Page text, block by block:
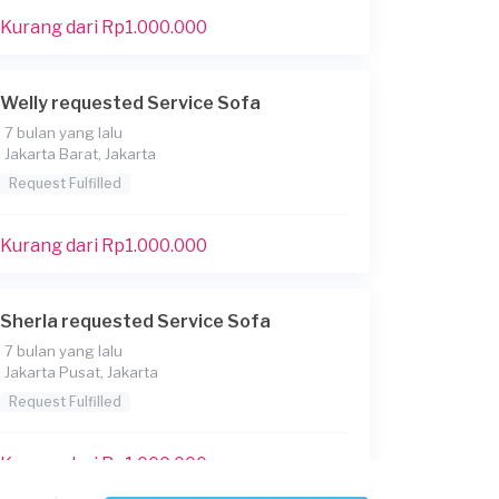
Kurang dari Rp1.000.000
Welly requested Service Sofa
7 bulan yang lalu
Jakarta Barat, Jakarta
Request Fulfilled
Kurang dari Rp1.000.000
Sherla requested Service Sofa
7 bulan yang lalu
Jakarta Pusat, Jakarta
Request Fulfilled
Kurang dari Rp1.000.000